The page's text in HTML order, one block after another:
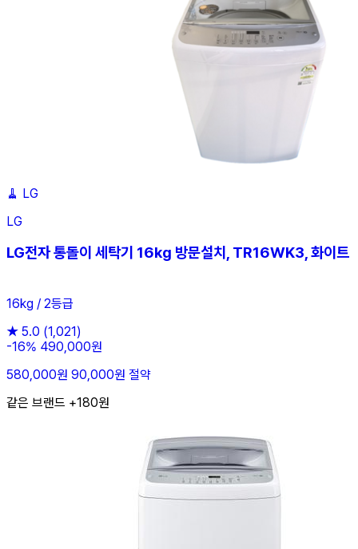
🧹 LG
LG
LG전자 통돌이 세탁기 16kg 방문설치, TR16WK3, 화이트
16kg / 2등급
★ 5.0 (1,021)
-16% 490,000원
580,000원 90,000원 절약
같은 브랜드 +180원